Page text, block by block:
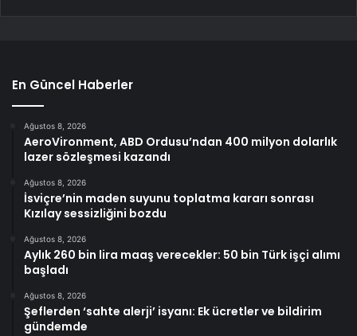
En Güncel Haberler
Ağustos 8, 2026
AeroVironment, ABD Ordusu’ndan 400 milyon dolarlık
lazer sözleşmesi kazandı
Ağustos 8, 2026
İsviçre’nin maden suyunu toplatma kararı sonrası
Kızılay sessizliğini bozdu
Ağustos 8, 2026
Aylık 260 bin lira maaş verecekler: 50 bin Türk işçi alımı
başladı
Ağustos 8, 2026
Şeflerden ‘sahte alerji’ isyanı: Ek ücretler ve bildirim
gündemde